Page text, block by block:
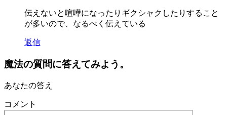
伝えないと喧嘩になったりギクシャクしたりすること
が多いので、なるべく伝えている
返信
魔法の質問に答えてみよう。
あなたの答え
コメント